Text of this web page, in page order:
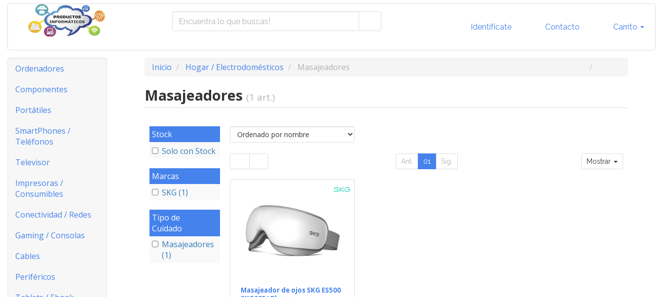
Identifícate Contacto Carrito
Ordenadores
Componentes
Portátiles
SmartPhones /
Teléfonos
Televisor
Impresoras /
Consumibles
Conectividad / Redes
Gaming / Consolas
Cables
Periféricos
Inicio Hogar / Electrodomésticos Masajeadores
Masajeadores (1 art.)
Stock
Solo con Stock
Marcas
SKG (1)
Tipo de
Cuidado
Masajeadores
(1)
Ant. 01 Sig. Mostrar
Masajeador de ojos SKG ES500